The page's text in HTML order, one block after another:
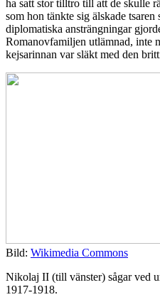
ha satt stor tilltro till att de skulle
som hon tänkte sig älskade
diplomatiska ansträngningar
Romanovfamiljen utlämnad, inte
kejsarinnan var släkt med den
Bild: Wikimedia Commons
Nikolaj II (till vänster) sågar ved
1917-1918.